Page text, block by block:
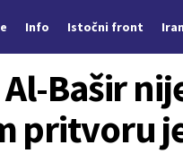
Info Istočni front
Bašir
pritvoru